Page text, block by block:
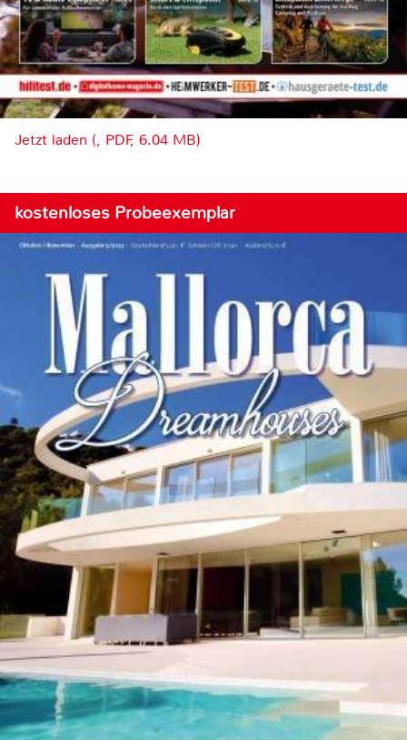
Jetzt laden (, PDF, 6.04 MB)
kostenloses Probeexemplar